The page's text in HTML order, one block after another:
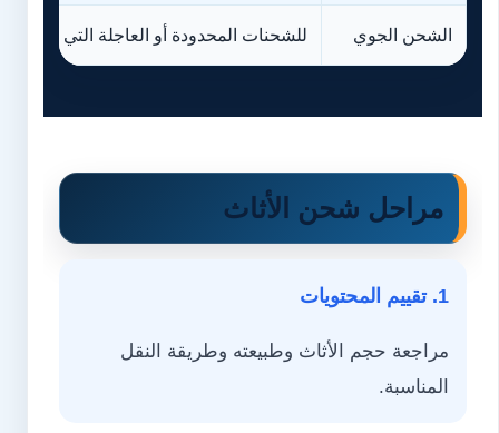
الشحن الجوي للشحنات المحدودة أو العاجلة التي
مراحل شحن الأثاث
1. تقييم المحتويات
مراجعة حجم الأثاث وطبيعته وطريقة النقل
المناسبة.